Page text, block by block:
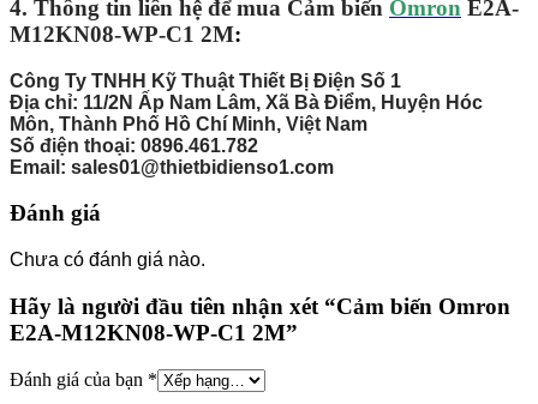
4. Thông tin liên hệ để mua Cảm biến Omron E2A-
M12KN08-WP-C1 2M:
Công Ty TNHH Kỹ Thuật Thiết Bị Điện Số 1
Địa chỉ: 11/2N Ấp Nam Lâm, Xã Bà Điểm, Huyện Hóc
Môn, Thành Phố Hồ Chí Minh, Việt Nam
Số điện thoại: 0896.461.782
Email: sales01@thietbidienso1.com
Đánh giá
Chưa có đánh giá nào.
Hãy là người đầu tiên nhận xét “Cảm biến Omron
E2A-M12KN08-WP-C1 2M”
Đánh giá của bạn *